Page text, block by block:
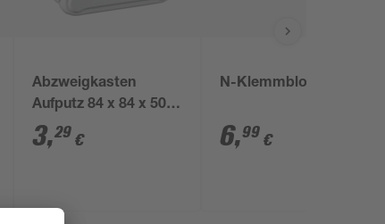
Abzweigkasten
Aufputz 84 x 84 x 50
mm IP54
3,29 €
N-Klemmblock 18er
6,99 €